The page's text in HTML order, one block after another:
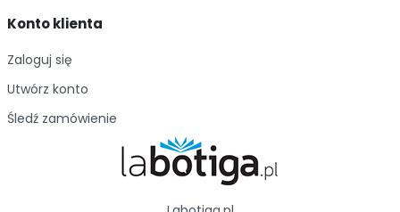
Konto klienta
Zaloguj się
Utwórz konto
Śledź zamówienie